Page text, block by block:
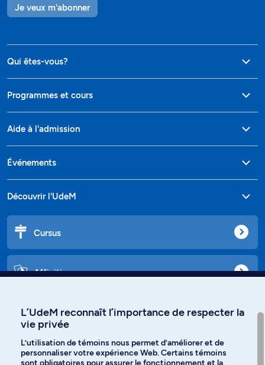
Je veux m'abonner
Qui êtes-vous?
Programmes et cours
Aide à l'admission
Événements
Découvrir l'UdeM
Cursus
Affiniti
Langues
Facebook Instagram
L’UdeM reconnaît l’importance de respecter la
vie privée
L’utilisation de témoins nous permet d’améliorer et de
personnaliser votre expérience Web. Certains témoins
sont obligatoires pour assurer le fonctionnement et la